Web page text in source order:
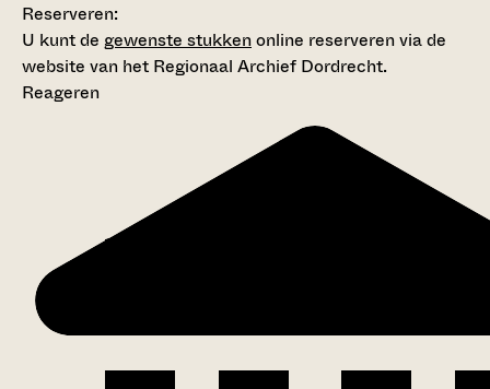
Reserveren:
U kunt de gewenste stukkenonline reserveren via de
website van het Regionaal Archief Dordrecht.
Reageren